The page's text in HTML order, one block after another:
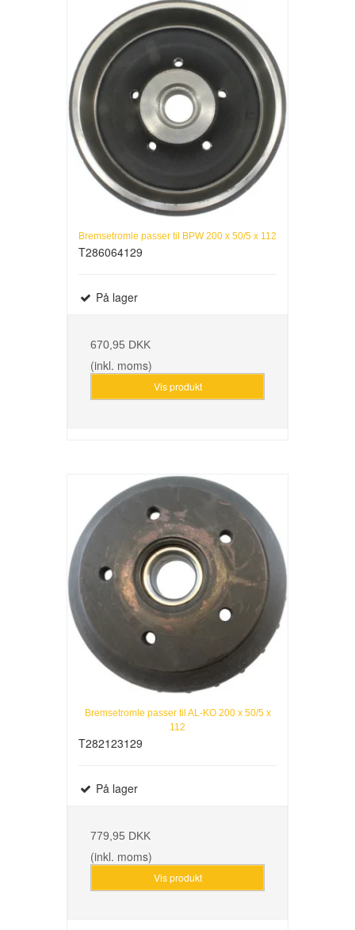
Bremsetromle passer til BPW 200 x 50/5 x 112
T286064129
På lager
670,95 DKK
(inkl. moms)
Vis produkt
Bremsetromle passer til AL-KO 200 x 50/5 x
112
T282123129
På lager
779,95 DKK
(inkl. moms)
Vis produkt